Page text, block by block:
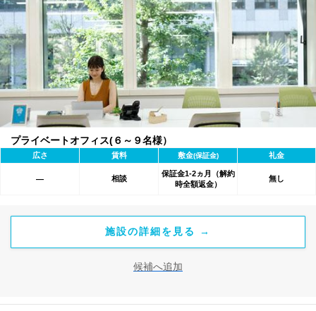
プライベートオフィス(６～９名様）
広さ 賃料 敷金(保証金) 礼金
― 相談
保証金1-2ヵ月（解約
時全額返金）
無し
施設の詳細を見る →
候補へ追加